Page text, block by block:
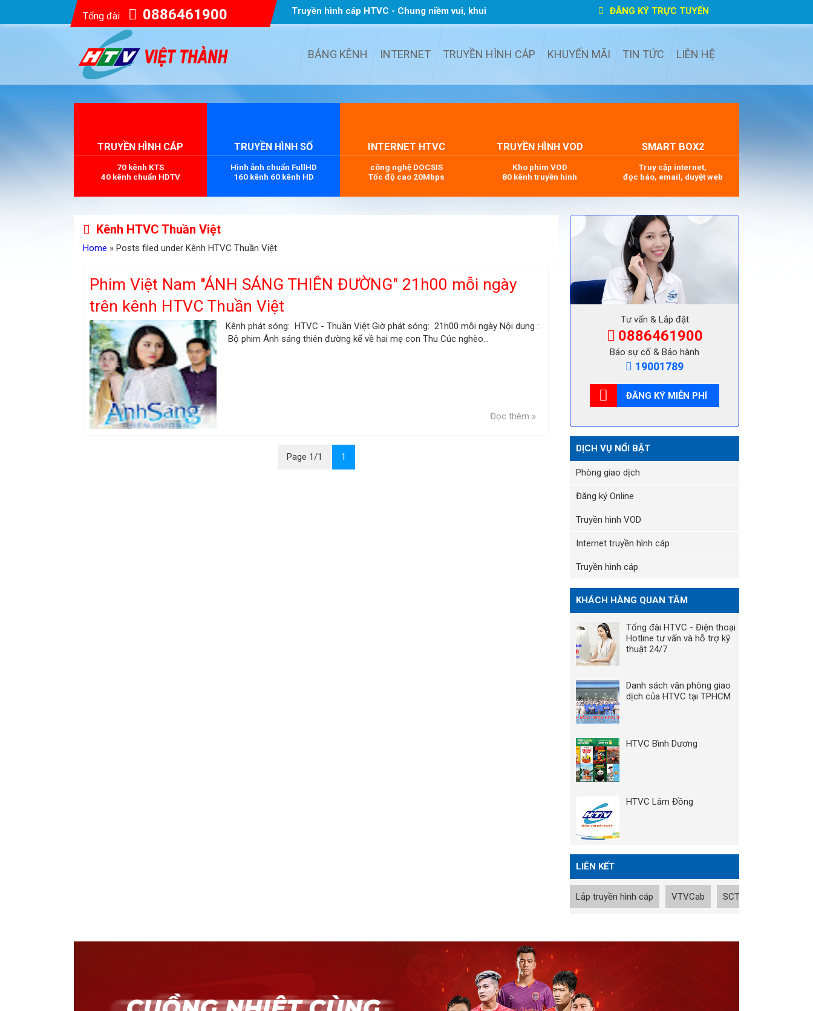
Tổng đài 0886461900 Truyền hình cáp HTVC - Chung niềm vui, khui ĐĂNG KÝ TRỰC TUYẾN
BẢNG KÊNH INTERNET TRUYỀN HÌNH CÁP KHUYẾN MÃI TIN TỨC LIÊN HỆ
TRUYỀN HÌNH CÁP
70 kênh KTS
40 kênh chuẩn HDTV
TRUYỀN HÌNH SỐ
Hình ảnh chuẩn FullHD
160 kênh 60 kênh HD
INTERNET HTVC
công nghệ DOCSIS
Tốc độ cao 20Mbps
TRUYỀN HÌNH VOD
Kho phim VOD
80 kênh truyền hình
SMART BOX2
Truy cập internet,
đọc báo, email, duyệt web
Kênh HTVC Thuần Việt
Home » Posts filed under Kênh HTVC Thuần Việt
Phim Việt Nam "ÁNH SÁNG THIÊN ĐƯỜNG" 21h00 mỗi ngày
trên kênh HTVC Thuần Việt
Kênh phát sóng: HTVC - Thuần Việt Giờ phát sóng: 21h00 mỗi ngày Nội dung :
Bộ phim Ánh sáng thiên đường kể về hai mẹ con Thu Cúc nghèo...
Đọc thêm »
Page 1/1 1
Tư vấn & Lắp đặt
0886461900
Báo sự cố & Bảo hành
19001789
ĐĂNG KÝ MIỄN PHÍ
DỊCH VỤ NỔI BẬT
Phòng giao dịch
Đăng ký Online
Truyền hình VOD
Internet truyền hình cáp
Truyền hình cáp
KHÁCH HÀNG QUAN TÂM
Tổng đài HTVC - Điện thoại
Hotline tư vấn và hỗ trợ kỹ
thuật 24/7
Danh sách văn phòng giao
dịch của HTVC tại TPHCM
HTVC Bình Dương
HTVC Lâm Đồng
LIÊN KẾT
Lắp truyền hình cáp VTVCab SCTV